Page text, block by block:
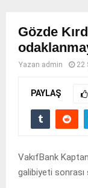
Gözde
Yazan admin 22
PAYLAŞ
VakıfBank
galibiyeti sonrası